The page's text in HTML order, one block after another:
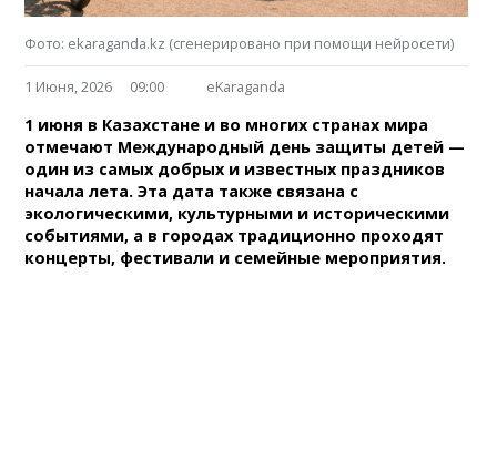
Фото: ekaraganda.kz (сгенерировано при помощи нейросети)
1 Июня, 2026 09:00 eKaraganda
1 июня в Казахстане и во многих странах мира
отмечают Международный день защиты детей —
один из самых добрых и известных праздников
начала лета. Эта дата также связана с
экологическими, культурными и историческими
событиями, а в городах традиционно проходят
концерты, фестивали и семейные мероприятия.